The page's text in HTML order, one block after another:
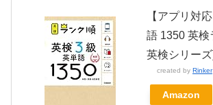
【アプリ対
語 1350 英検
英検シリー
created by Rinker
Amazon